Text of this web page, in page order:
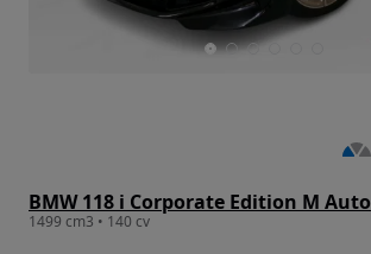
BMW 118 i Corporate Edition M Auto
1499 cm3 • 140 cv